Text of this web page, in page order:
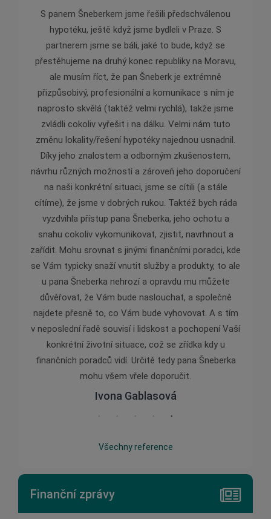
S panem Šneberkem jsme řešili předschválenou
hypotéku, ještě když jsme bydleli v Praze. S
partnerem jsme se báli, jaké to bude, když se
přestěhujeme na druhý konec republiky na Moravu,
ale musím říct, že pan Šneberk je extrémně
přizpůsobivý, profesionální a komunikace s ním je
naprosto skvělá (taktéž velmi rychlá), takže jsme
zvládli cokoliv vyřešit i na dálku. Velmi nám tuto
změnu lokality/řešení hypotéky najednou usnadnil.
Díky jeho znalostem a odborným zkušenostem,
návrhu různých možností a zároveň jeho doporučení
na naši konkrétní situaci, jsme se cítili (a stále
cítíme), že jsme v dobrých rukou. Taktéž bych ráda
vyzdvihla přístup pana Šneberka, jeho ochotu a
snahu cokoliv vykomunikovat, zjistit, navrhnout a
zařídit. Mohu srovnat s jinými finančními poradci, kde
se Vám typicky snaží vnutit služby a produkty, to ale
u pana Šneberka nehrozí a opravdu mu můžete
důvěřovat, že Vám bude naslouchat, a společně
najdete přesně to, co Vám bude vyhovovat. A s tím
v neposlední řadě souvisí i lidskost a pochopení Vaší
konkrétní životní situace, což se zřídka kdy u
finančních poradců vidí. Určitě tedy pana Šneberka
mohu všem vřele doporučit.
Ivona Gablasová
Všechny reference
Finanční zprávy